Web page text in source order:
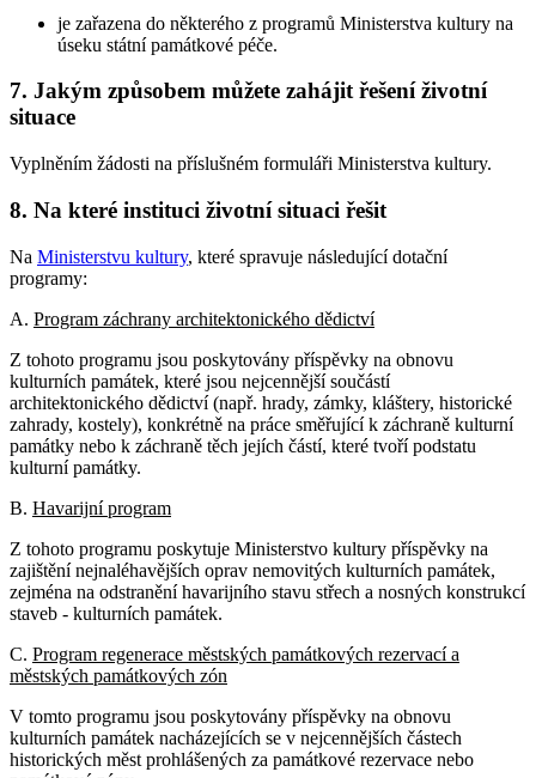
je zařazena do některého z programů Ministerstva kultury na
úseku státní památkové péče.
7. Jakým způsobem můžete zahájit řešení životní
situace
Vyplněním žádosti na příslušném formuláři Ministerstva kultury.
8. Na které instituci životní situaci řešit
Na Ministerstvu kultury, které spravuje následující dotační
programy:
A. Program záchrany architektonického dědictví
Z tohoto programu jsou poskytovány příspěvky na obnovu
kulturních památek, které jsou nejcennější součástí
architektonického dědictví (např. hrady, zámky, kláštery, historické
zahrady, kostely), konkrétně na práce směřující k záchraně kulturní
památky nebo k záchraně těch jejích částí, které tvoří podstatu
kulturní památky.
B. Havarijní program
Z tohoto programu poskytuje Ministerstvo kultury příspěvky na
zajištění nejnaléhavějších oprav nemovitých kulturních památek,
zejména na odstranění havarijního stavu střech a nosných konstrukcí
staveb - kulturních památek.
C. Program regenerace městských památkových rezervací a
městských památkových zón
V tomto programu jsou poskytovány příspěvky na obnovu
kulturních památek nacházejících se v nejcennějších částech
historických měst prohlášených za památkové rezervace nebo